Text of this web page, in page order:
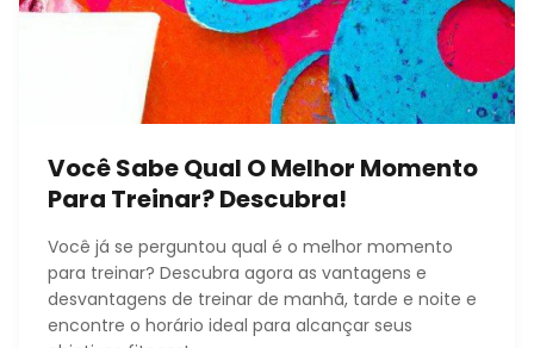
Você Sabe Qual O Melhor Momento
Para Treinar? Descubra!
Você já se perguntou qual é o melhor momento
para treinar? Descubra agora as vantagens e
desvantagens de treinar de manhã, tarde e noite e
encontre o horário ideal para alcançar seus